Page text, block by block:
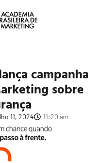
campanha
sobre
11, 2024 11:20 am